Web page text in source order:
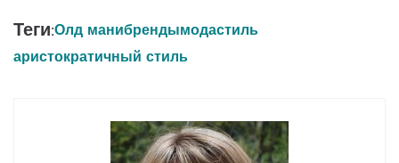
Теги:Олд манибрендымодастиль
аристократичный стиль